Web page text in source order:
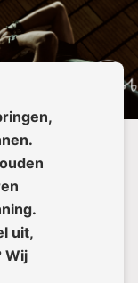
uit,
Wij